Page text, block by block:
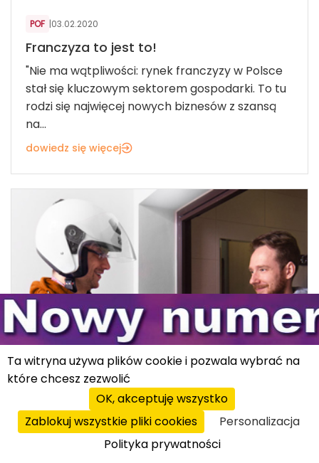
POF |03.02.2020
Franczyza to jest to!
"Nie ma wątpliwości: rynek franczyzy w Polsce
stał się kluczowym sektorem gospodarki. To tu
rodzi się najwięcej nowych biznesów z szansą
na...
dowiedz się więcej
Ta witryna używa plików cookie i pozwala wybrać na
które chcesz zezwolić
OK, akceptuję wszystko
Zablokuj wszystkie pliki cookies
Personalizacja
Polityka prywatności